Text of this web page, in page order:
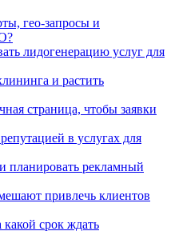
гео-запросы и
лидогенерацию услуг для
и растить
страница, чтобы заявки
в услугах для
планировать рекламный
привлечь клиентов
какой срок ждать